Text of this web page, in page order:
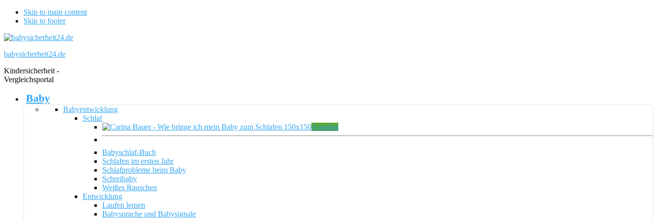
Skip to main content
Skip to footer
babysicherheit24.de
Kindersicherheit -
Vergleichsportal
Baby
Babyentwicklung
Schlaf
Angebot
Babyschlaf-Buch
Schlafen im ersten Jahr
Schlafprobleme beim Baby
Schreibaby
Weißes Rauschen
Entwicklung
Laufen lernen
Babysprache und Babysignale